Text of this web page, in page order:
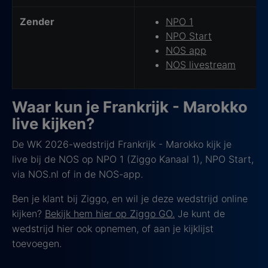
Zender
NPO 1
NPO Start
NOS app
NOS livestream
Waar kun je Frankrijk - Marokko
live kijken?
De WK 2026-wedstrijd Frankrijk - Marokko kijk je
live bij de NOS op NPO 1 (Ziggo Kanaal 1), NPO Start,
via NOS.nl of in de NOS-app.
Ben je klant bij Ziggo, en wil je deze wedstrijd online
kijken? Bekijk hem hier op Ziggo GO. Je kunt de
wedstrijd hier ook opnemen, of aan je kijklijst
toevoegen.